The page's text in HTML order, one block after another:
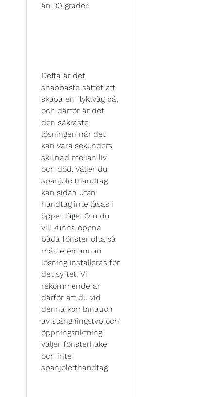
än 90 grader.
Detta är det
snabbaste sättet att
skapa en flyktväg på,
och därför är det
den säkraste
lösningen när det
kan vara sekunders
skillnad mellan liv
och död. Väljer du
spanjoletthandtag
kan sidan utan
handtag inte låsas i
öppet läge. Om du
vill kunna öppna
båda fönster ofta så
måste en annan
lösning installeras för
det syftet. Vi
rekommenderar
därför att du vid
denna kombination
av stängningstyp och
öppningsriktning
väljer fönsterhake
och inte
spanjoletthandtag.